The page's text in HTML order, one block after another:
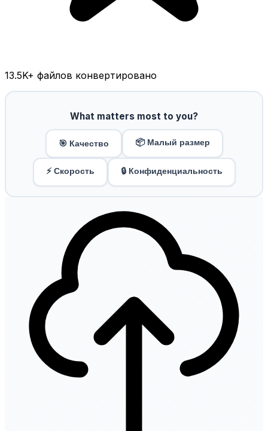
13.5K+ файлов конвертировано
What matters most to you?
🎯 Качество 📦 Малый размер
⚡ Скорость 🔒 Конфиденциальность